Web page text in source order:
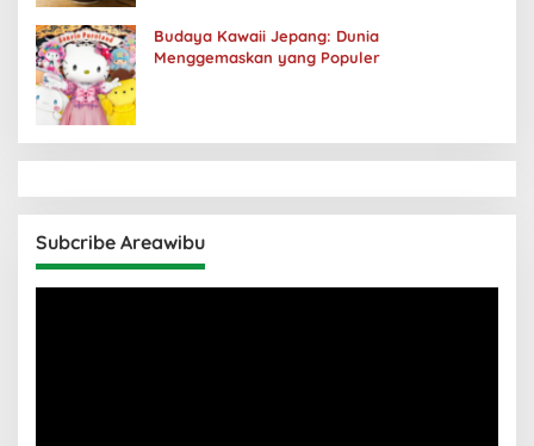
Budaya Kawaii Jepang: Dunia
Menggemaskan yang Populer
Subcribe Areawibu